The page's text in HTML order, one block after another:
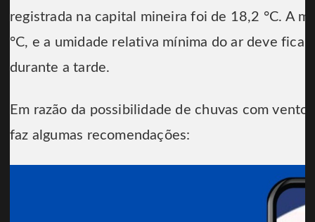
registrada na capital mineira foi de 18,2 °C. A
°C, e a umidade relativa mínima do ar deve
durante a tarde.
Em razão da possibilidade de chuvas com
faz algumas recomendações: